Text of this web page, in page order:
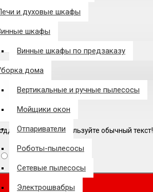
и духовые шкафы
шкафы
Винные шкафы по предзаказу
дома
Вертикальные и ручные пылесосы
Мойщики окон
Отпариватели
Роботы-пылесосы
Сетевые пылесосы
Электрошвабры
Используйте обычный текст!